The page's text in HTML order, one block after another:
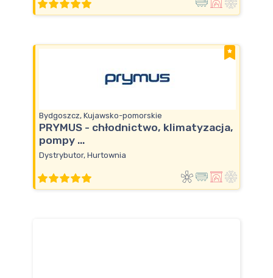
Bydgoszcz, Kujawsko-pomorskie
PRYMUS - chłodnictwo, klimatyzacja,
pompy ...
Dystrybutor, Hurtownia